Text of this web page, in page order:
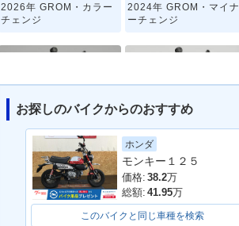
2026年 GROM・カラー
チェンジ
2024年 GROM・マイナ
ーチェンジ
2018年 GROM・カラー
チェンジ
2016年 GROM・マイナ
ーチェンジ
お探しのバイクからのおすすめ
ホンダ
モンキー１２５
価格: 38.2万
総額: 41.95万
このバイクと同じ車種を検索